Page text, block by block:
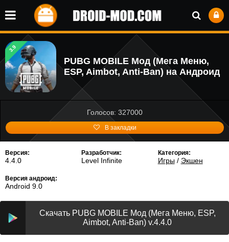
3.9
PUBG MOBILE Мод (Мега Меню,
ESP, Aimbot, Anti-Ban) на Андроид
Голосов: 327000
В закладки
Версия:
4.4.0
Разработчик:
Level Infinite
Категория:
Игры/ Экшен
Версия андроид:
Android 9.0
Скачать PUBG MOBILE Мод (Мега Меню, ESP,
Aimbot, Anti-Ban) v.4.4.0